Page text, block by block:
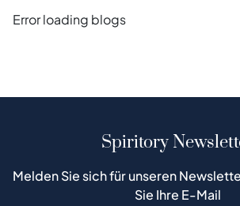
Error loading blogs
Spiritory
Melden Sie sich für unseren
Sie Ihre E-Mail